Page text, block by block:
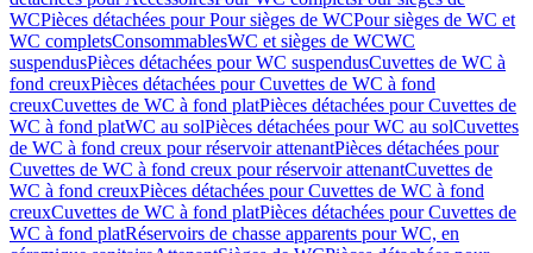
WCPièces détachées pour Pour sièges de WCPour sièges de WC et
WC completsConsommablesWC et sièges de WCWC
suspendusPièces détachées pour WC suspendusCuvettes de WC à
fond creuxPièces détachées pour Cuvettes de WC à fond
creuxCuvettes de WC à fond platPièces détachées pour Cuvettes de
WC à fond platWC au solPièces détachées pour WC au solCuvettes
de WC à fond creux pour réservoir attenantPièces détachées pour
Cuvettes de WC à fond creux pour réservoir attenantCuvettes de
WC à fond creuxPièces détachées pour Cuvettes de WC à fond
creuxCuvettes de WC à fond platPièces détachées pour Cuvettes de
WC à fond platRéservoirs de chasse apparents pour WC, en